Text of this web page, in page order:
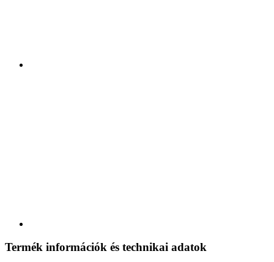
Termék információk és technikai adatok